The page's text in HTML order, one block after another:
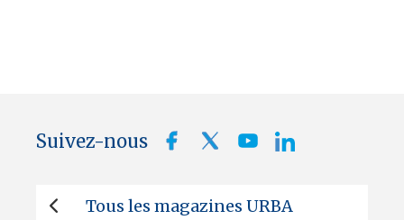
Suivez-nous
Tous les magazines URBA